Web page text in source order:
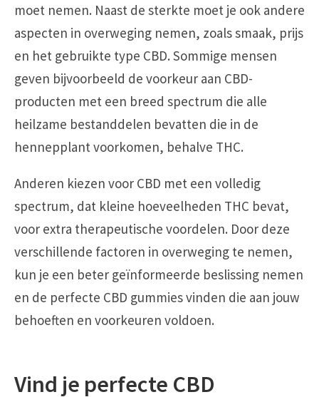
moet nemen. Naast de sterkte moet je ook andere
aspecten in overweging nemen, zoals smaak, prijs
en het gebruikte type CBD. Sommige mensen
geven bijvoorbeeld de voorkeur aan CBD-
producten met een breed spectrum die alle
heilzame bestanddelen bevatten die in de
hennepplant voorkomen, behalve THC.
Anderen kiezen voor CBD met een volledig
spectrum, dat kleine hoeveelheden THC bevat,
voor extra therapeutische voordelen. Door deze
verschillende factoren in overweging te nemen,
kun je een beter geïnformeerde beslissing nemen
en de perfecte CBD gummies vinden die aan jouw
behoeften en voorkeuren voldoen.
Vind je perfecte CBD